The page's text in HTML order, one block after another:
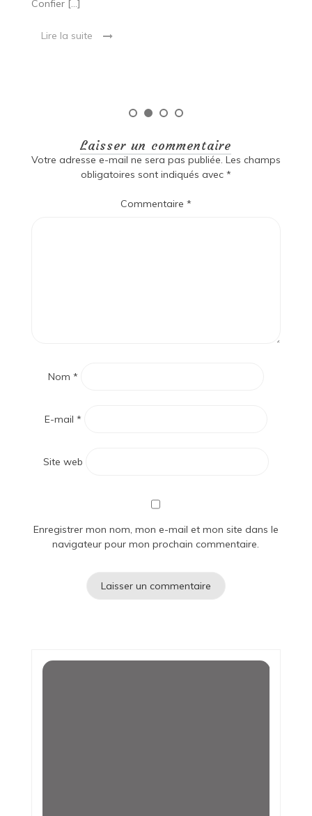
soit de rafraîchir un espace désuet ou d’augmenter
Laisser un commentaire
Votre adresse e-mail ne sera pas publiée. Les champs
obligatoires sont indiqués avec *
Commentaire *
Nom *
E-mail *
Site web
Enregistrer mon nom, mon e-mail et mon site dans le
navigateur pour mon prochain commentaire.